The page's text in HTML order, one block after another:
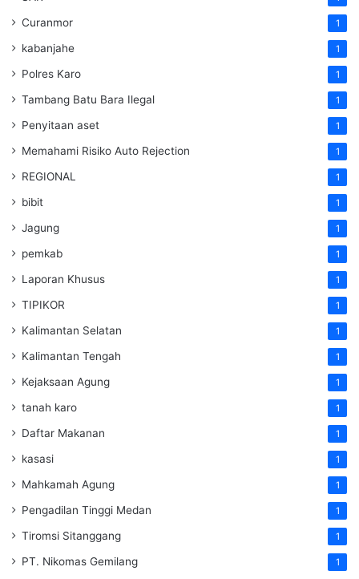
Curanmor 1
kabanjahe 1
Polres Karo 1
Tambang Batu Bara Ilegal 1
Penyitaan aset 1
Memahami Risiko Auto Rejection 1
REGIONAL 1
bibit 1
Jagung 1
pemkab 1
Laporan Khusus 1
TIPIKOR 1
Kalimantan Selatan 1
Kalimantan Tengah 1
Kejaksaan Agung 1
tanah karo 1
Daftar Makanan 1
kasasi 1
Mahkamah Agung 1
Pengadilan Tinggi Medan 1
Tiromsi Sitanggang 1
PT. Nikomas Gemilang 1